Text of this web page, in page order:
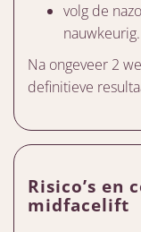
volg de
nauwkeurig.
Na ongeveer 2
definitieve
Risico’s en
midfacelift